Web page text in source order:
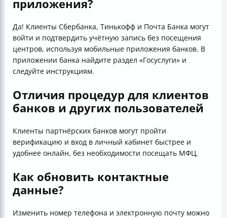
приложения?
Да! Клиенты Сбербанка, Тинькофф и Почта Банка могут
войти и подтвердить учётную запись без посещения
центров, используя мобильные приложения банков. В
приложении банка найдите раздел «Госуслуги» и
следуйте инструкциям.
Отличия процедур для клиентов
банков и других пользователей
Клиенты партнёрских банков могут пройти
верификацию и вход в личный кабинет быстрее и
удобнее онлайн, без необходимости посещать МФЦ.
Как обновить контактные
данные?
Изменить номер телефона и электронную почту можно